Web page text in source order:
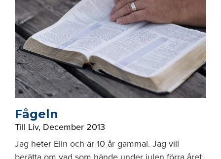
Fågeln
Till Liv, December 2013
Jag heter Elin och är 10 år gammal. Jag vill